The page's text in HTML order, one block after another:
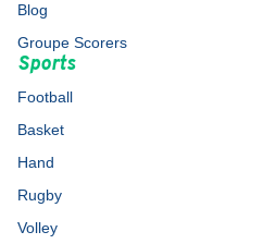
Blog
Groupe Scorers
Sports
Football
Basket
Hand
Rugby
Volley